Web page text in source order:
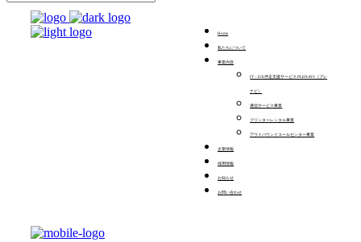
Home
私たちについて
事業内容
IT・DX伴走支援サービス PLENAVI（プレ
ナビ）
通信サービス事業
プリンターレンタル事業
アウトバウンドコールセンター事業
企業情報
採用情報
お知らせ
お問い合わせ